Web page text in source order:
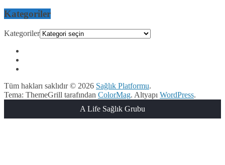
Kategoriler
Kategoriler
Tüm hakları saklıdır © 2026 Sağlık Platformu.
Tema: ThemeGrill tarafından ColorMag. Altyapı WordPress.
A Life Sağlık Grubu